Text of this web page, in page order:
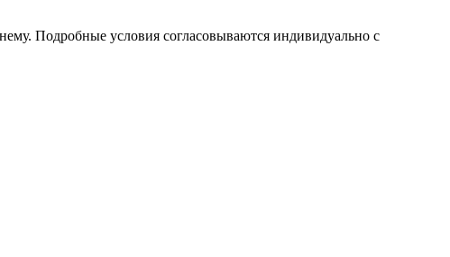
Подробные условия согласовываются индивидуально с